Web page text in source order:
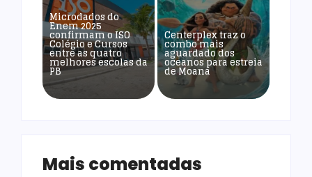
Microdados do
Enem 2025
confirmam o ISO
Colégio e Cursos
entre as quatro
melhores escolas da
PB
Centerplex traz o
combo mais
aguardado dos
oceanos para estreia
de Moana
Mais comentadas